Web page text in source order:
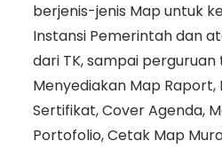
berjenis-jenis Map untuk
Instansi Pemerintah dan
dari TK, sampai perguruan
Menyediakan Map Raport,
Sertifikat, Cover Agenda,
Portofolio, Cetak Map